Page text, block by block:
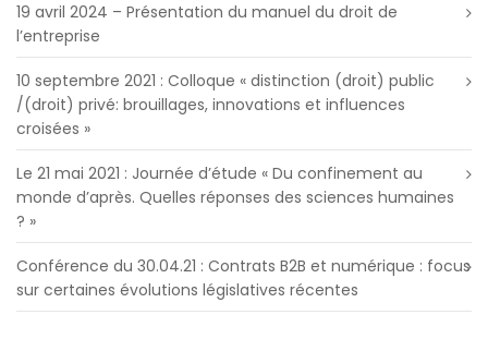
19 avril 2024 – Présentation du manuel du droit de
l’entreprise
10 septembre 2021 : Colloque « distinction (droit) public
/(droit) privé: brouillages, innovations et influences
croisées »
Le 21 mai 2021 : Journée d’étude « Du confinement au
monde d’après. Quelles réponses des sciences humaines
? »
Conférence du 30.04.21 : Contrats B2B et numérique : focus
sur certaines évolutions législatives récentes